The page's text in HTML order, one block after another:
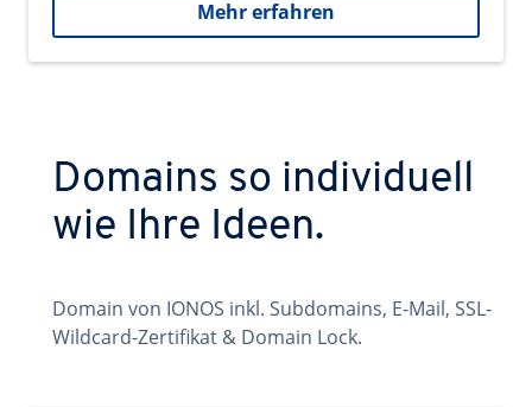
Mehr erfahren
Domains so individuell
wie Ihre Ideen.
Domain von IONOS inkl. Subdomains, E-Mail, SSL-
Wildcard-Zertifikat & Domain Lock.